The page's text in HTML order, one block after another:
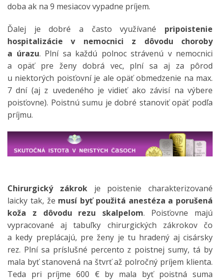
doba ak na 9 mesiacov vypadne príjem.
Ďalej je dobré a často využívané pripoistenie
hospitalizácie v nemocnici z dôvodu choroby
a úrazu. Plní sa každú polnoc strávenú v nemocnici
a opäť pre ženy dobrá vec, plní sa aj za pôrod
u niektorých poisťovní je ale opäť obmedzenie na max.
7 dní (aj z uvedeného je vidieť ako závisí na výbere
poisťovne). Poistnú sumu je dobré stanoviť opäť podľa
príjmu.
Chirurgický zákrokje poistenie charakterizované
laicky tak, že musí byť použitá anestéza a porušená
koža z dôvodu rezu skalpelom. Poisťovne majú
vypracované aj tabuľky chirurgických zákrokov čo
a kedy preplácajú, pre ženy je tu hradený aj cisársky
rez. Plní sa príslušné percento z poistnej sumy, tá by
mala byť stanovená na štvrť až polročný príjem klienta.
Teda pri príjme 600 € by mala byť poistná suma